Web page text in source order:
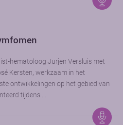
hematoloog Jurjen Versluis met
Kersten, werkzaam in het
ontwikkelingen op het gebied van
tijdens …